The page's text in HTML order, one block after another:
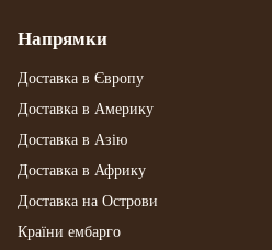
Напрямки
Доставка в Європу
Доставка в Америку
Доставка в Азію
Доставка в Африку
Доставка на Острови
Країни ембарго